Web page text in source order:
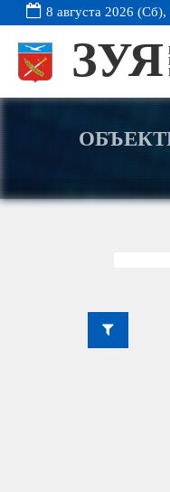
8 августа 2026 (Сб),
ЗУЯ